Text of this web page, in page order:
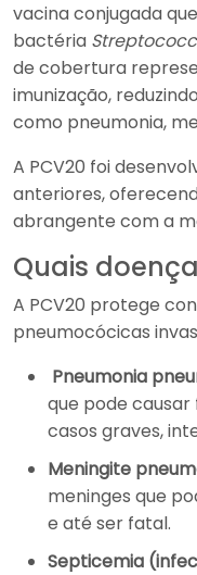
vacina conjugada
bactéria
de cobertura
imunização,
como pneumonia,
A PCV20 foi
anteriores,
abrangente com a
Quais
A PCV20 protege
pneumocócicas
Pneumonia
que pode
casos graves,
Meningite
meninges que
e até ser fatal.
Septicemia